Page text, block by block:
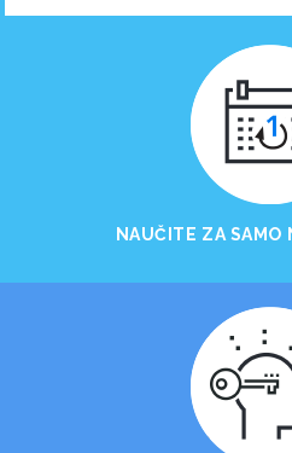
NAUČITE ZA SAMO